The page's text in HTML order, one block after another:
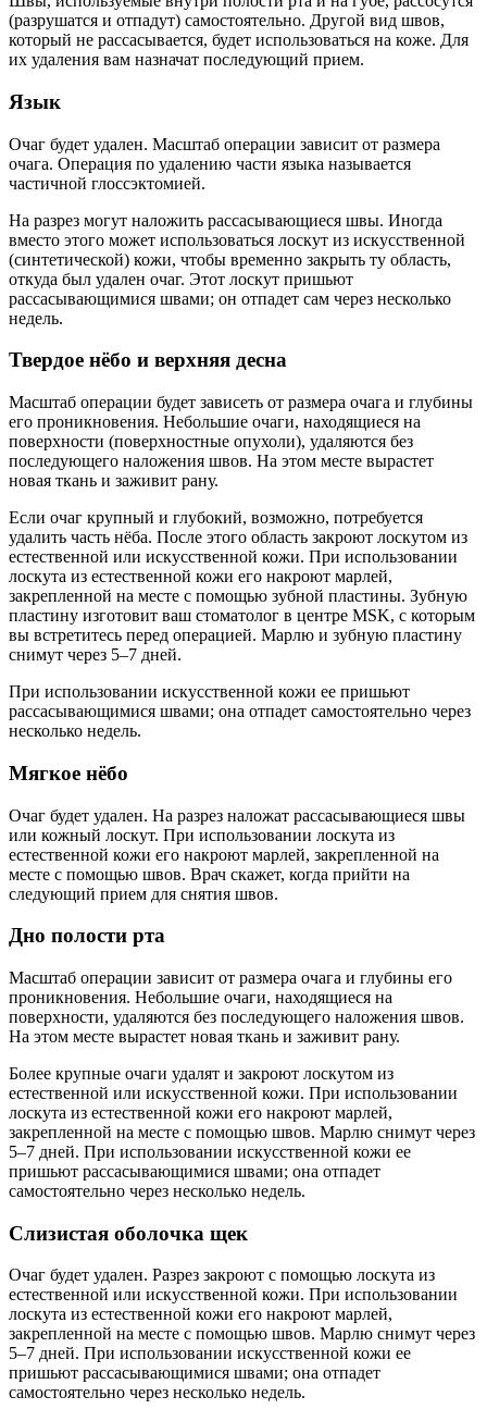
(разрушатся и отпадут) самостоятельно. Другой вид швов,
который не рассасывается, будет использоваться на коже. Для
их удаления вам назначат последующий прием.
Язык
Очаг будет удален. Масштаб операции зависит от размера
очага. Операция по удалению части языка называется
частичной глоссэктомией.
На разрез могут наложить рассасывающиеся швы. Иногда
вместо этого может использоваться лоскут из искусственной
(синтетической) кожи, чтобы временно закрыть ту область,
откуда был удален очаг. Этот лоскут пришьют
рассасывающимися швами; он отпадет сам через несколько
недель.
Твердое нёбо и верхняя десна
Масштаб операции будет зависеть от размера очага и глубины
его проникновения. Небольшие очаги, находящиеся на
поверхности (поверхностные опухоли), удаляются без
последующего наложения швов. На этом месте вырастет
новая ткань и заживит рану.
Если очаг крупный и глубокий, возможно, потребуется
удалить часть нёба. После этого область закроют лоскутом из
естественной или искусственной кожи. При использовании
лоскута из естественной кожи его накроют марлей,
закрепленной на месте с помощью зубной пластины. Зубную
пластину изготовит ваш стоматолог в центре MSK, с которым
вы встретитесь перед операцией. Марлю и зубную пластину
снимут через 5–7 дней.
При использовании искусственной кожи ее пришьют
рассасывающимися швами; она отпадет самостоятельно через
несколько недель.
Мягкое нёбо
Очаг будет удален. На разрез наложат рассасывающиеся швы
или кожный лоскут. При использовании лоскута из
естественной кожи его накроют марлей, закрепленной на
месте с помощью швов. Врач скажет, когда прийти на
следующий прием для снятия швов.
Дно полости рта
Масштаб операции зависит от размера очага и глубины его
проникновения. Небольшие очаги, находящиеся на
поверхности, удаляются без последующего наложения швов.
На этом месте вырастет новая ткань и заживит рану.
Более крупные очаги удалят и закроют лоскутом из
естественной или искусственной кожи. При использовании
лоскута из естественной кожи его накроют марлей,
закрепленной на месте с помощью швов. Марлю снимут через
5–7 дней. При использовании искусственной кожи ее
пришьют рассасывающимися швами; она отпадет
самостоятельно через несколько недель.
Слизистая оболочка щек
Очаг будет удален. Разрез закроют с помощью лоскута из
естественной или искусственной кожи. При использовании
лоскута из естественной кожи его накроют марлей,
закрепленной на месте с помощью швов. Марлю снимут через
5–7 дней. При использовании искусственной кожи ее
пришьют рассасывающимися швами; она отпадет
самостоятельно через несколько недель.